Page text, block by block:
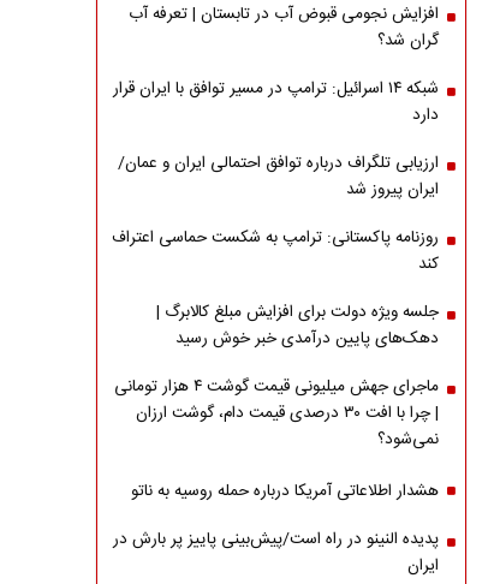
افزایش نجومی قبوض آب در تابستان | تعرفه آب
گران شد؟
شبکه ۱۴ اسرائیل: ترامپ در مسیر توافق با ایران قرار
دارد
ارزیابی تلگراف درباره توافق احتمالی ایران و عمان/
ایران پیروز شد
روزنامه پاکستانی: ترامپ به شکست حماسی اعتراف
کند
جلسه ویژه دولت برای افزایش مبلغ کالابرگ |
دهک‌های پایین درآمدی خبر خوش رسید
ماجرای جهش میلیونی قیمت گوشت ۴ هزار تومانی
| چرا با افت ۳۰ درصدی قیمت دام، گوشت ارزان
نمی‌شود؟
هشدار اطلاعاتی آمریکا درباره حمله روسیه به ناتو
پدیده النینو در راه است/پیش‌بینی پاییز پر بارش در
ایران